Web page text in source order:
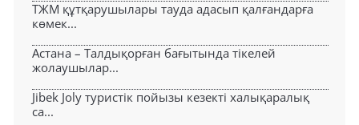
ТЖМ құтқарушылары тауда адасып қалғандарға
көмек...
Астана – Талдықорған бағытында тікелей
жолаушылар...
Jibek Joly туристік пойызы кезекті халықаралық
са...